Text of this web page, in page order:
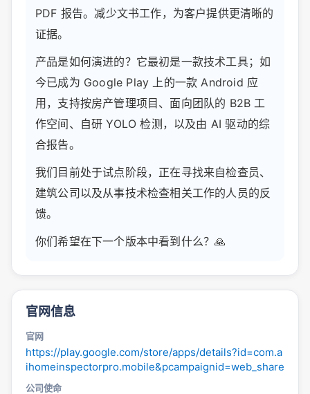
PDF 报告。减少文书工作，为客户提供更清晰的
证据。
产品是如何演进的？它最初是一款技术工具；如
今已成为 Google Play 上的一款 Android 应
用，支持按房产管理项目、面向团队的 B2B 工
作空间、自研 YOLO 检测，以及由 AI 驱动的综
合报告。
我们目前处于试点阶段，正在寻找来自检查员、
建筑公司以及从事技术检查相关工作的人员的反
馈。
你们希望在下一个版本中看到什么？🙏
官网信息
官网
https://play.google.com/store/apps/details?id=com.a
ihomeinspectorpro.mobile&pcampaignid=web_share
公司使命